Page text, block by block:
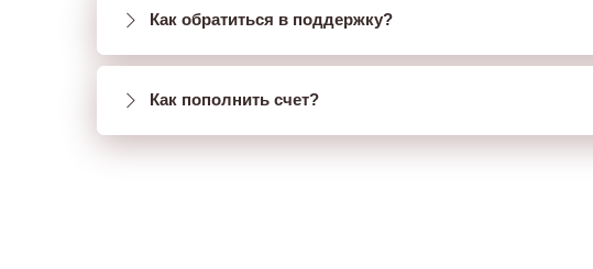
Как обратиться в поддержку?
Как пополнить счет?